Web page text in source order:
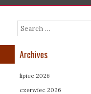
Search
Archives
lipiec 2026
czerwiec 2026